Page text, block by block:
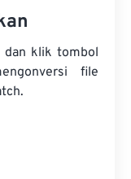
dan klik tombol
file